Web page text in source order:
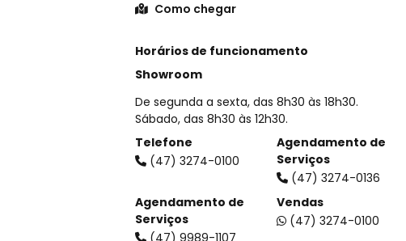
Como chegar
Horários de funcionamento
Showroom
De segunda a sexta, das 8h30 às 18h30.
Sábado, das 8h30 às 12h30.
Telefone
(47) 3274-0100
Agendamento de
Serviços
(47) 3274-0136
Agendamento de
Serviços
(47) 9989-1107
Vendas
(47) 3274-0100